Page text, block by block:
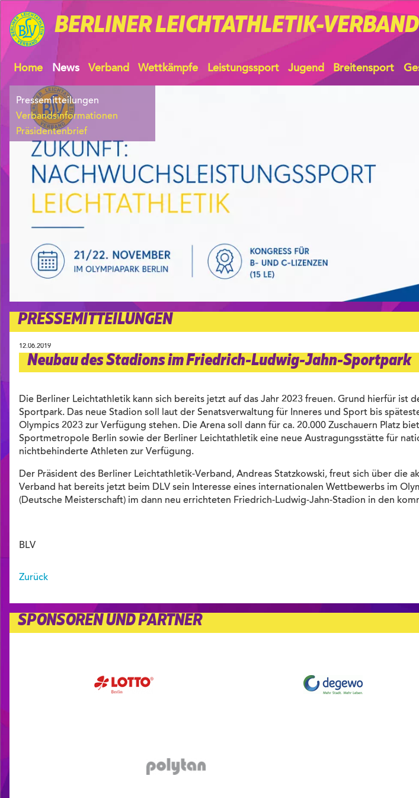
BERLINERLEICHTATHLETIK-VERBAND
Home News Verband Wettkämpfe Leistungssport Jugend Breitensport
Pressemitteilungen
Verbandsinformationen
Präsidentenbrief
PRESSEMITTEILUNGEN
12.06.2019
Neubau des Stadions im Friedrich-Ludwig-Jahn-Sportpark
Die Berliner Leichtathletik kann sich bereits jetzt auf das Jahr 2023 freuen. Grund hierfür ist
Sportpark. Das neue Stadion soll laut der Senatsverwaltung für Inneres und Sport bis
Olympics 2023 zur Verfügung stehen. Die Arena soll dann für ca. 20.000 Zuschauern Platz
Sportmetropole Berlin sowie der Berliner Leichtathletik eine neue Austragungsstätte für
nichtbehinderte Athleten zur Verfügung.
Der Präsident des Berliner Leichtathletik-Verband, Andreas Statzkowski, freut sich über die
Verband hat bereits jetzt beim DLV sein Interesse eines internationalen Wettbewerbs im
(Deutsche Meisterschaft) im dann neu errichteten Friedrich-Ludwig-Jahn-Stadion in den
BLV
Zurück
SPONSOREN UND PARTNER